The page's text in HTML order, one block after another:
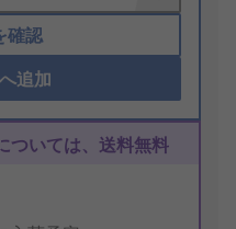
確認
追加
ついては、送料無料